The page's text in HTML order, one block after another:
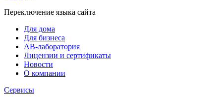
Переключение языка сайта
Для дома
Для бизнеса
АВ-лаборатория
Лицензии и сертификаты
Новости
О компании
Сервисы